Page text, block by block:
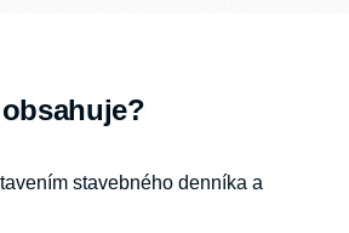
stavebného denníka a